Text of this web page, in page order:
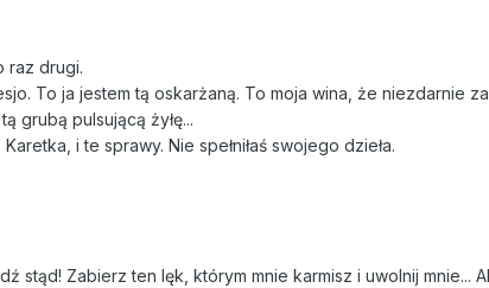
raz drugi.
To ja jestem tą oskarżaną. To moja wina, że niezdarnie
grubą pulsującą żyłę...
i te sprawy. Nie spełniłaś swojego dzieła.
stąd! Zabierz ten lęk, którym mnie karmisz i uwolnij mnie...